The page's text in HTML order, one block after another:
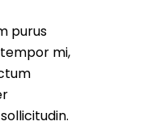
purus
mi,